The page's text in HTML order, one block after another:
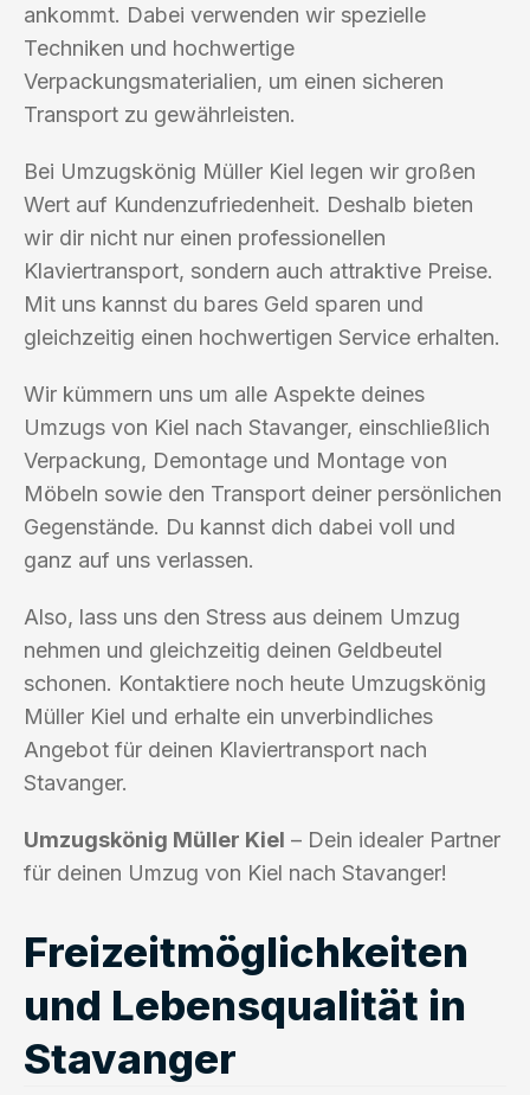
ankommt. Dabei verwenden wir spezielle
Techniken und hochwertige
Verpackungsmaterialien, um einen sicheren
Transport zu gewährleisten.
Bei Umzugskönig Müller Kiel legen wir großen
Wert auf Kundenzufriedenheit. Deshalb bieten
wir dir nicht nur einen professionellen
Klaviertransport, sondern auch attraktive Preise.
Mit uns kannst du bares Geld sparen und
gleichzeitig einen hochwertigen Service erhalten.
Wir kümmern uns um alle Aspekte deines
Umzugs von Kiel nach Stavanger, einschließlich
Verpackung, Demontage und Montage von
Möbeln sowie den Transport deiner persönlichen
Gegenstände. Du kannst dich dabei voll und
ganz auf uns verlassen.
Also, lass uns den Stress aus deinem Umzug
nehmen und gleichzeitig deinen Geldbeutel
schonen. Kontaktiere noch heute Umzugskönig
Müller Kiel und erhalte ein unverbindliches
Angebot für deinen Klaviertransport nach
Stavanger.
Umzugskönig Müller Kiel – Dein idealer Partner
für deinen Umzug von Kiel nach Stavanger!
Freizeitmöglichkeiten
und Lebensqualität in
Stavanger